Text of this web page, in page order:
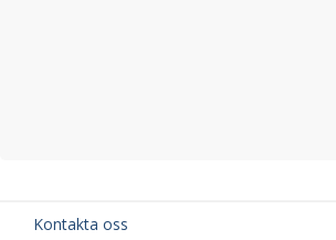
Kontakta oss